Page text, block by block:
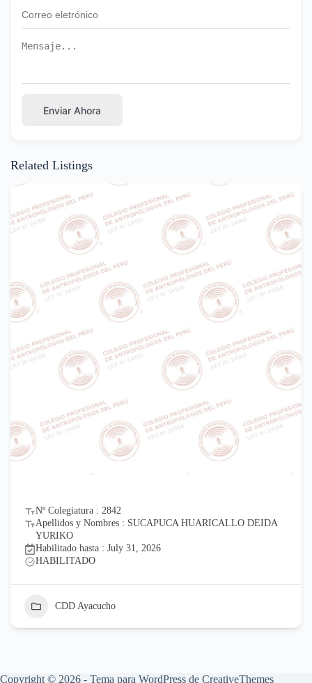
Enviar Ahora
Related Listings
: SUCAPUCA HUARICALLO DEIDA
31, 2026
Apellidos y
Copyright © 2026 - Tema para WordPress de CreativeThemes